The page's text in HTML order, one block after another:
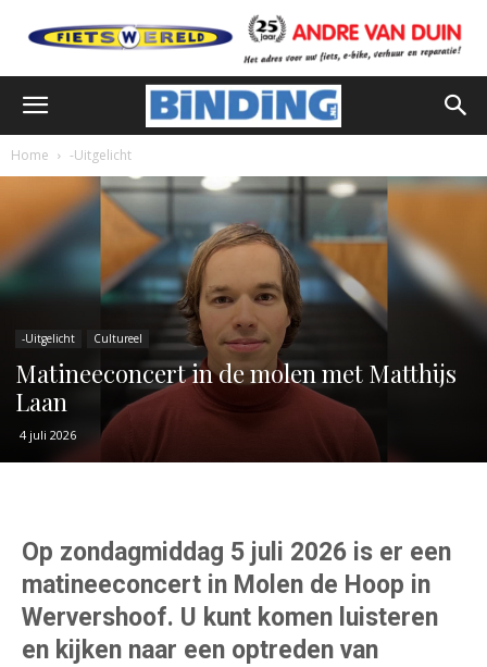
Home -Uitgelicht
-Uitgelicht Cultureel
Matineeconcert in de molen met Matthijs
Laan
4 juli 2026
Op zondagmiddag 5 juli 2026 is er een
matineeconcert in Molen de Hoop in
Wervershoof. U kunt komen luisteren
en kijken naar een optreden van